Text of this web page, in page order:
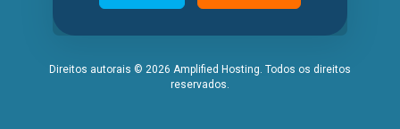
Direitos autorais © 2026 Amplified Hosting. Todos os direitos
reservados.